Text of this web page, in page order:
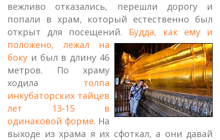
вежливо отказались, перешли дорогу и
попали в храм, который естественно был
открыт для посещений. Будда, как ему и
положено, лежал на
боку и был в длину 46
метров. По храму
ходила толпа
инкубаторских тайцев
лет 13-15 в
одинаковой форме. На
выходе из храма я их сфоткал, а они давай